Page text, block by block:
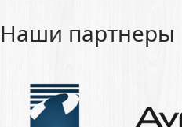
Наши партнеры